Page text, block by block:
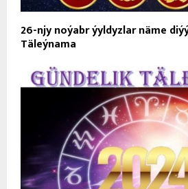
26-njy noýabr ýyldyzlar näme
Täleýnama